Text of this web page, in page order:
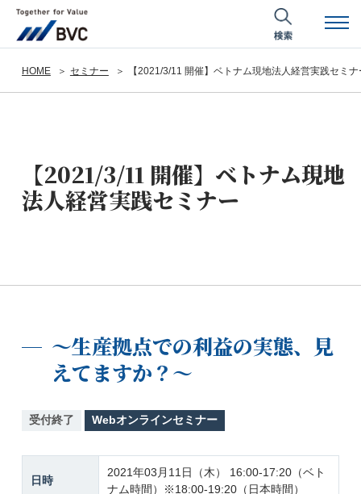
HOME セミナー 【2021/3/11 開催】ベトナム現地法人経営実践セミナ
【2021/3/11 開催】ベトナム現地
法人経営実践セミナー
～生産拠点での利益の実態、見
えてますか？～
受付終了 Webオンラインセミナー
日時
2021年03月11日（木） 16:00-17:20（ベト
ナム時間）※18:00-19:20（日本時間）